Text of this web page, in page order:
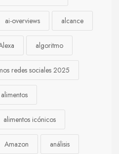
ai-overviews alcance
algoritmo
redes sociales 2025
alimentos
alimentos icónicos
Amazon análisis